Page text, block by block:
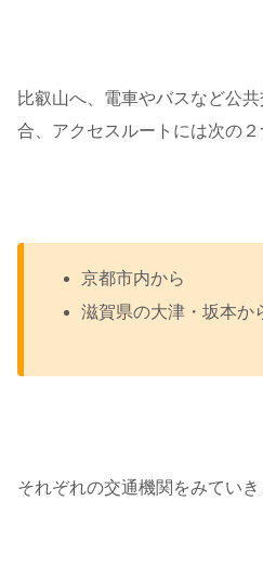
比叡山へ、電車やバスなど公
合、アクセスルートには次の２
京都市内から
滋賀県の大津・坂本か
それぞれの交通機関をみていき